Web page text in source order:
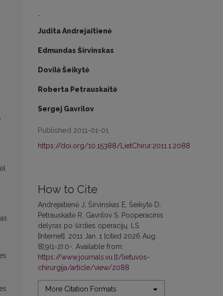
-
Judita Andrejaitienė
Edmundas Širvinskas
Dovilė Šeikytė
Roberta Petrauskaitė
Sergej Gavrilov
Published 2011-01-01
https://doi.org/10.15388/LietChirur.2011.1.2088
How to Cite
Andrejaitienė J, Širvinskas E, Šeikytė D,
Petrauskaitė R, Gavrilov S. Pooperacinis
delyras po širdies operacijų. LS
[Internet]. 2011 Jan. 1 [cited 2026 Aug.
8];9(1-2):0-. Available from:
https://www.journals.vu.lt/lietuvos-
chirurgija/article/view/2088
More Citation Formats